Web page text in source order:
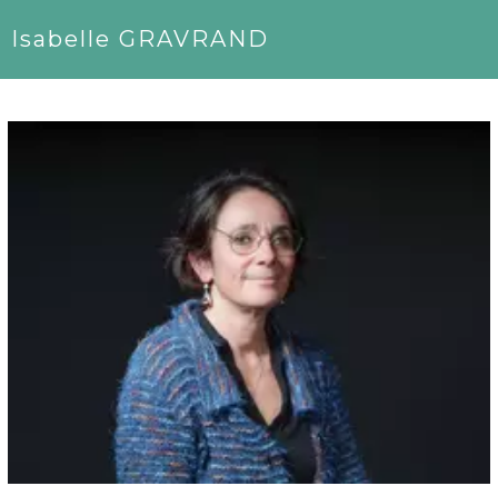
Isabelle GRAVRAND